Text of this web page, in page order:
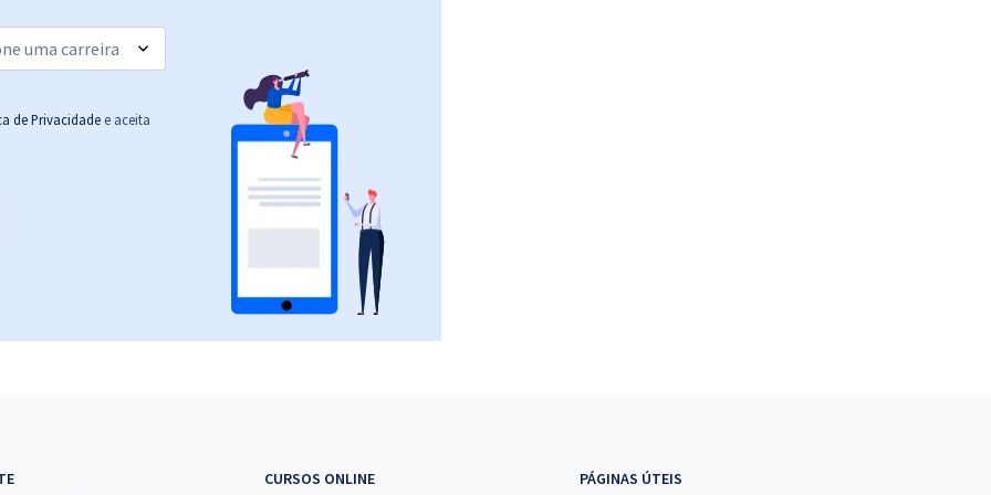
R$ 223,92à vista
18,66
(-20%)
Comprar
ou 12x deR$30,66
Comprar
de Privacidade e aceita
CURSOS ONLINE
PÁGINAS ÚTEIS